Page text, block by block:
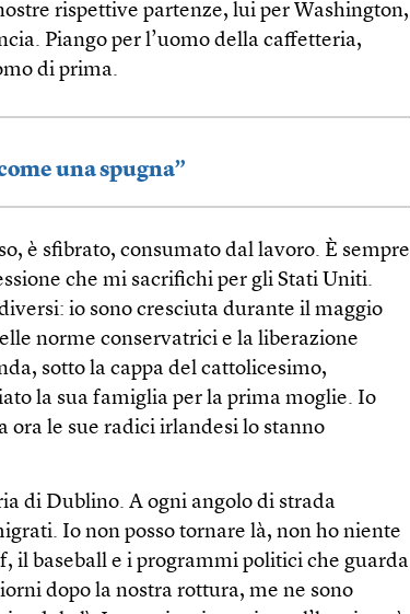
rispettive partenze, lui per Washington,
Piango per l’uomo della caffetteria,
di prima.
una spugna”
è sfibrato, consumato dal lavoro. È sempre
che mi sacrifichi per gli Stati Uniti.
io sono cresciuta durante il maggio
norme conservatrici e la liberazione
sotto la cappa del cattolicesimo,
la sua famiglia per la prima moglie. Io
ora le sue radici irlandesi lo stanno
di Dublino. A ogni angolo di strada
Io non posso tornare là, non ho niente
il baseball e i programmi politici che guarda
dopo la nostra rottura, me ne sono